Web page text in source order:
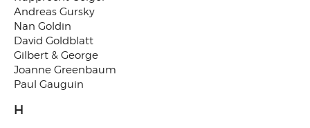
Andreas Gursky
Nan Goldin
David Goldblatt
Gilbert & George
Joanne Greenbaum
Paul Gauguin
H